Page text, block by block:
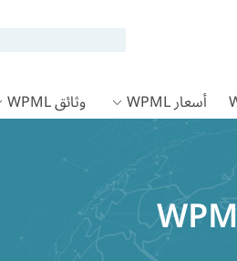
أسعار WPML وثائق WPML